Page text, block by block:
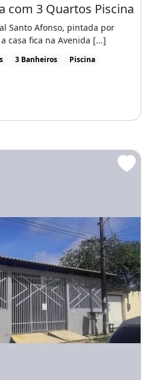
com 3 Quartos Piscina
Santo Afonso, pintada por
casa fica na Avenida [...]
3 Banheiros Piscina